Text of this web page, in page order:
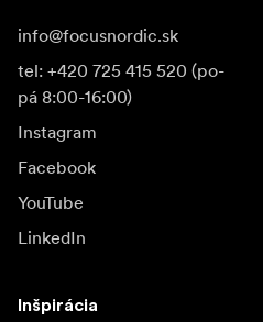
info@focusnordic.sk
tel: +420 725 415 520 (po-
pá 8:00-16:00)
Instagram
Facebook
YouTube
LinkedIn
Inšpirácia